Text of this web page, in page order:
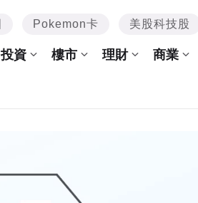
Pokemon卡 美股科技股
投資 樓市 理財 商業